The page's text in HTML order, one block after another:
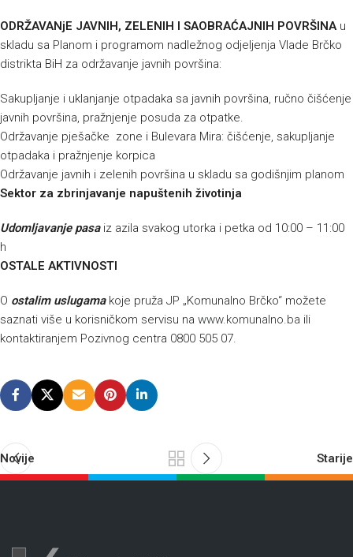
ODRŽAVANjE JAVNIH, ZELENIH I SAOBRAĆAJNIH POVRŠINAu
skladu sa Planom i programom nadležnog odjeljenja Vlade Brčko
distrikta BiH za održavanje javnih površina:
Sakupljanje i uklanjanje otpadaka sa javnih površina, ručno čišćenje
javnih površina, pražnjenje posuda za otpatke.
Održavanje pješačke zone i Bulevara Mira: čišćenje, sakupljanje
otpadaka i pražnjenje korpica
Održavanje javnih i zelenih površina u skladu sa godišnjim planom
Sektor za zbrinjavanje napuštenih životinja
Udomljavanje pasaiz azila svakog utorka i petka od 10:00 – 11:00
h
OSTALE AKTIVNOSTI
O ostalim uslugamakoje pruža JP „Komunalno Brčko“ možete
saznati više u korisničkom servisu na www.komunalno.ba ili
kontaktiranjem Pozivnog centra 0800 505 07.
Novije Starije